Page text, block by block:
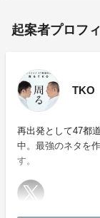
起案者プロフ
TKO
再出発として47都
中。最強のネタを
す。